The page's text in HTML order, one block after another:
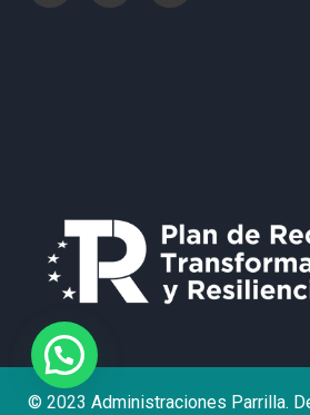
© 2023 Administraciones Parrilla.